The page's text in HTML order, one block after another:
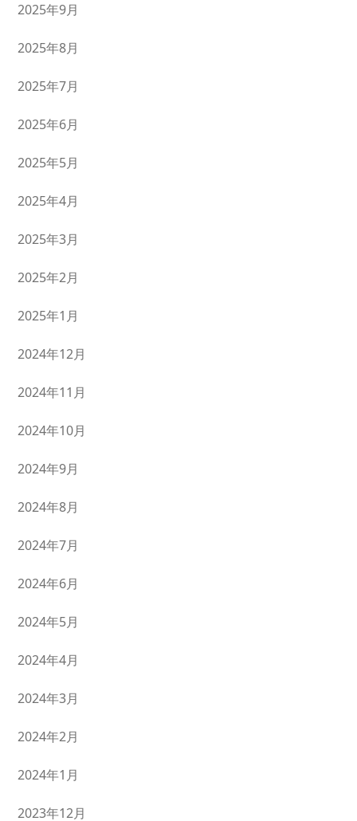
2025年9月
2025年8月
2025年7月
2025年6月
2025年5月
2025年4月
2025年3月
2025年2月
2025年1月
2024年12月
2024年11月
2024年10月
2024年9月
2024年8月
2024年7月
2024年6月
2024年5月
2024年4月
2024年3月
2024年2月
2024年1月
2023年12月